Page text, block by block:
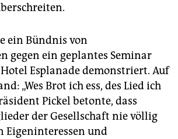
ein Bündnis von
gegen ein geplantes Seminar
Esplanade demonstriert. Auf
„Wes Brot ich ess, des Lied ich
Pickel betonte, dass
der Gesellschaft nie völlig
Eigeninteressen und